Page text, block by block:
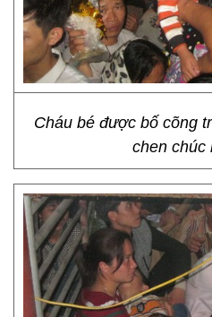
Cháu bé được bố cõng
chen chúc